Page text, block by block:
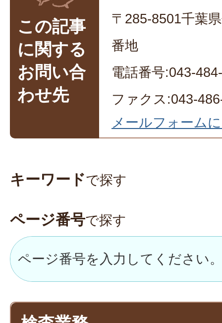
この記事
に関する
お問い合
わせ先
〒285-8501千葉
番地
電話番号:043-
ファクス:043-
メールフォーム
キーワードで探す
ページ番号で探す